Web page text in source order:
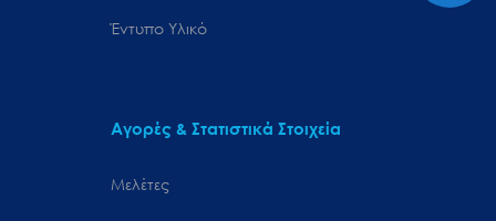
Έντυπο Υλικό
Αγορές & Στατιστικά Στοιχεία
Μελέτες